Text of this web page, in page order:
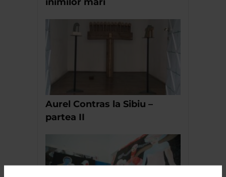
Aurel Contras la Sibiu –
partea II